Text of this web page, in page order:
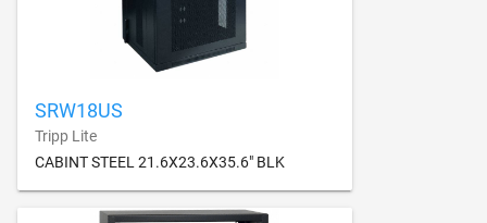
SRW18US
Tripp Lite
CABINT STEEL 21.6X23.6X35.6" BLK